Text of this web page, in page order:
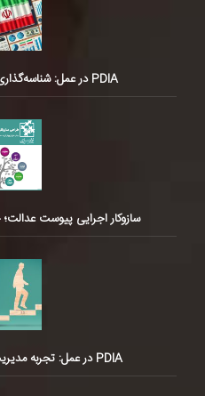
PDIA در عمل: شناسه‌گذاری بودجه و طبقه‌بندی آن
سازوکار اجرایی پیوست
PDIA در عمل: تجربه مدیریت تعارض منافع در ایران